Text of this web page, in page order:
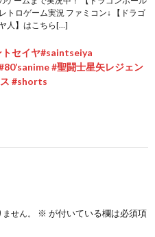
トロゲーム実況 ファミコン↓ 【ドラゴ
人】はこちら[…]
トセイヤ#saintseiya
#聖闘士星矢レジェン
ス #shorts
せん。 ※ が付いている欄は必須項